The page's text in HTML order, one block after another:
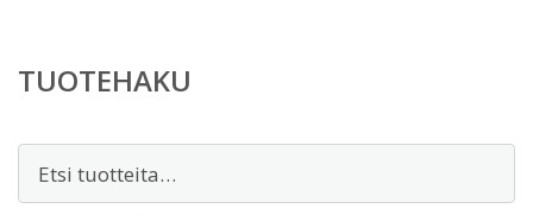
TUOTEHAKU